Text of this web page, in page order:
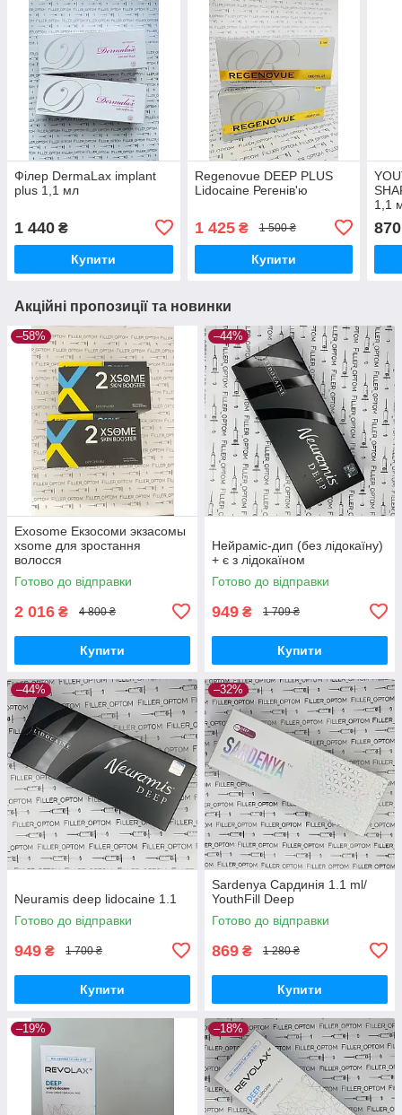
Філер DermaLax implant
plus 1,1 мл
1 440 ₴
Купити
Regenovue DEEP PLUS
Lidocaine Регенів'ю
1 425₴ 1 500 ₴
Купити
1,1
870
Акційні пропозиції та новинки
–58%
Exosome Екзосоми экзасомы
xsome для зростання
волосся
Готово до відправки
2 016 ₴ 4 800 ₴
Купити
–44%
Нейраміс-дип (без лідокаїну)
+ є з лідокаїном
Готово до відправки
949 ₴ 1 709 ₴
Купити
–44%
Neuramis deep lidocaine 1.1
Готово до відправки
949 ₴ 1 700 ₴
Купити
–32%
Sardenya Сардинія 1.1 ml/
YouthFill Deep
Готово до відправки
869 ₴ 1 280 ₴
Купити
–19% –18%